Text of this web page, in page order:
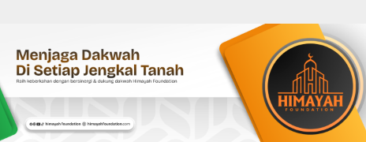
Himayah
Foundation
Menjaga
Dakwah
di